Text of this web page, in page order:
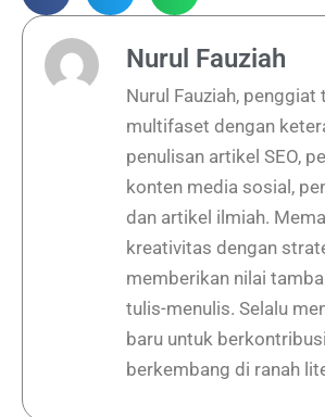
Nurul Fauziah
Nurul Fauziah, penggiat
multifaset dengan
penulisan artikel SEO,
konten media sosial,
dan artikel ilmiah.
kreativitas dengan
memberikan nilai
tulis-menulis. Selalu
baru untuk
berkembang di ranah